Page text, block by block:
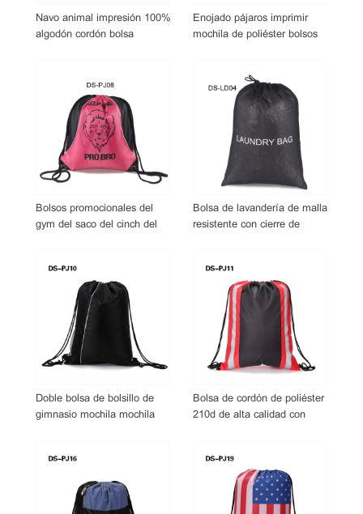
Navo animal impresión 100%
algodón cordón bolsa
Enojado pájaros imprimir
mochila de poliéster bolsos
Bolsos promocionales del
gym del saco del cinch del
Bolsa de lavandería de malla
resistente con cierre de
Doble bolsa de bolsillo de
gimnasio mochila mochila
Bolsa de cordón de poliéster
210d de alta calidad con